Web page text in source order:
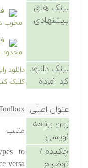
لینک های
پیشنهادی
مخرب
محدود
لینک دانلود
کد آماده
کلیک
عنوان اصلی
زبان برنامه
نویسی
متلب
چکیده /
توضیح
to
versa.